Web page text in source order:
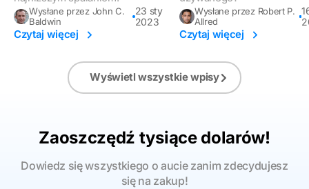
Wysłane przez John C.
Baldwin
23 sty
2023
Czytaj więcej
Wysłane przez Robert P.
Allred
Czytaj więcej
Wyświetl wszystkie wpisy
Zaoszczędź tysiące dolarów!
Dowiedz się wszystkiego o aucie zanim zdecydujesz
się na zakup!